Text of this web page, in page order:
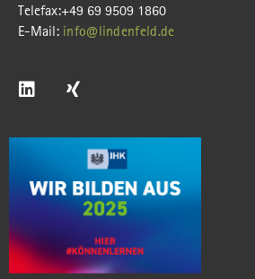
Telefax:+49 69 9509 1860
E-Mail: info@lindenfeld.de